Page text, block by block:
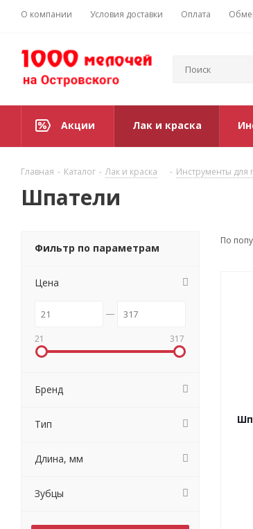
О компании Условия доставки Оплата
Акции Лак и краска
Главная - Каталог - Лак и краска - Инструменты для
Шпатели
По
Фильтр по параметрам
Цена
21 317
Бренд
Тип
Длина, мм
Зубцы